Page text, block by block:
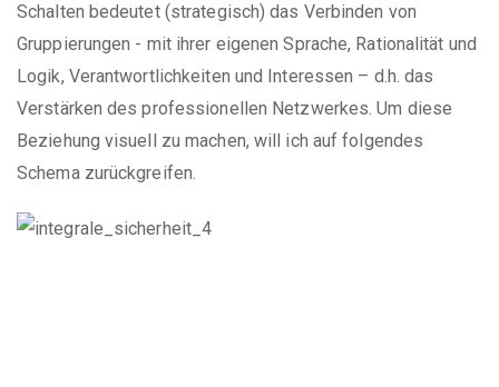
Schalten bedeutet (strategisch) das Verbinden von
Gruppierungen - mit ihrer eigenen Sprache, Rationalität und
Logik, Verantwortlichkeiten und Interessen – d.h. das
Verstärken des professionellen Netzwerkes. Um diese
Beziehung visuell zu machen, will ich auf folgendes
Schema zurückgreifen.